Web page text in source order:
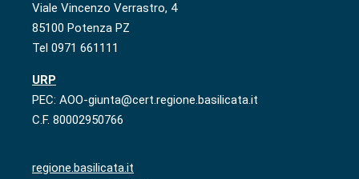
Viale Vincenzo Verrastro, 4
85100 Potenza PZ
Tel 0971 661111
URP
PEC: AOO-giunta@cert.regione.basilicata.it
C.F. 80002950766
regione.basilicata.it